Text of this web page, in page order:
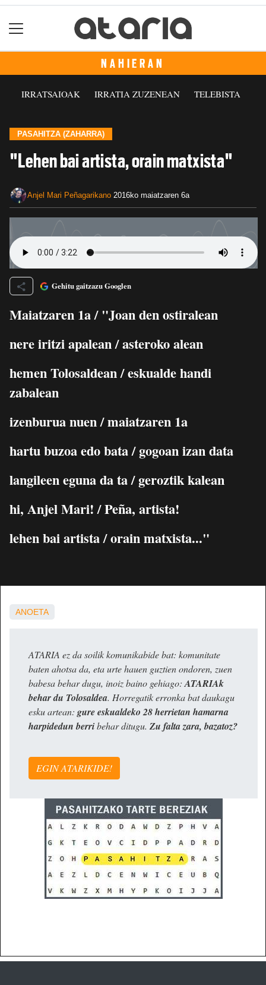
NAHIERAN
IRRATSAIOAK IRRATIA ZUZENEAN TELEBISTA
PASAHITZA (ZAHARRA)
"Lehen bai artista, orain matxista"
Anjel Mari Peñagarikano 2016ko maiatzaren 6a
Gehitu gaitzazu Googlen
Maiatzaren 1a / "Joan den ostiralean
nere iritzi apalean / asteroko alean
hemen Tolosaldean / eskualde handi
zabalean
izenburua nuen / maiatzaren 1a
hartu buzoa edo bata / gogoan izan data
langileen eguna da ta / geroztik kalean
hi, Anjel Mari! / Peña, artista!
lehen bai artista / orain matxista..."
ANOETA
ATARIA ez da soilik komunikabide bat: komunitate
baten ahotsa da, eta urte hauen guztien ondoren, zuen
babesa behar dugu, inoiz baino gehiago:ATARIAk
behar du Tolosaldea. Horregatik erronka bat daukagu
esku artean: gure eskualdeko 28 herrietan hamarna
harpidedun berribehar ditugu. Zu falta zara, bazatoz?
EGIN ATARIKIDE!